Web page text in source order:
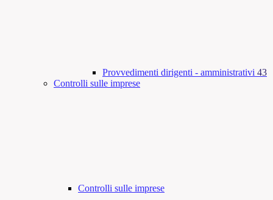
Provvedimenti dirigenti - amministrativi 43
Controlli sulle imprese
Controlli sulle imprese